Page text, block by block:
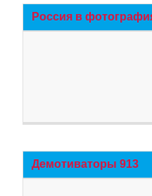
Россия в
Демотиваторы 913